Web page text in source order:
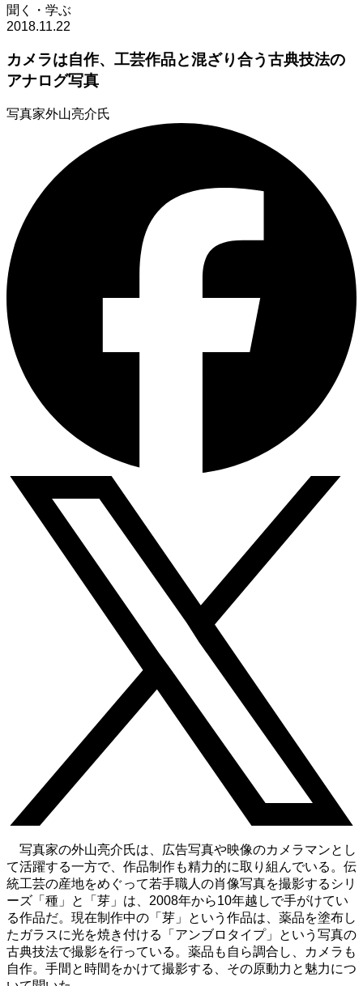
聞く・学ぶ
2018.11.22
カメラは自作、工芸作品と混ざり合う古典技法の
アナログ写真
写真家外山亮介氏
写真家の外山亮介氏は、広告写真や映像のカメラマンとし
て活躍する一方で、作品制作も精力的に取り組んでいる。伝
統工芸の産地をめぐって若手職人の肖像写真を撮影するシリ
ーズ「種」と「芽」は、2008年から10年越しで手がけてい
る作品だ。現在制作中の「芽」という作品は、薬品を塗布し
たガラスに光を焼き付ける「アンブロタイプ」という写真の
古典技法で撮影を行っている。薬品も自ら調合し、カメラも
自作。手間と時間をかけて撮影する、その原動力と魅力につ